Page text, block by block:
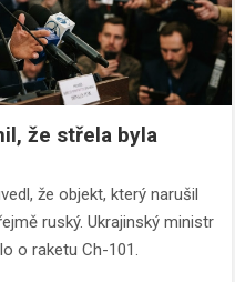
že střela byla
že objekt, který narušil
ruský. Ukrajinský ministr
o raketu Ch-101.